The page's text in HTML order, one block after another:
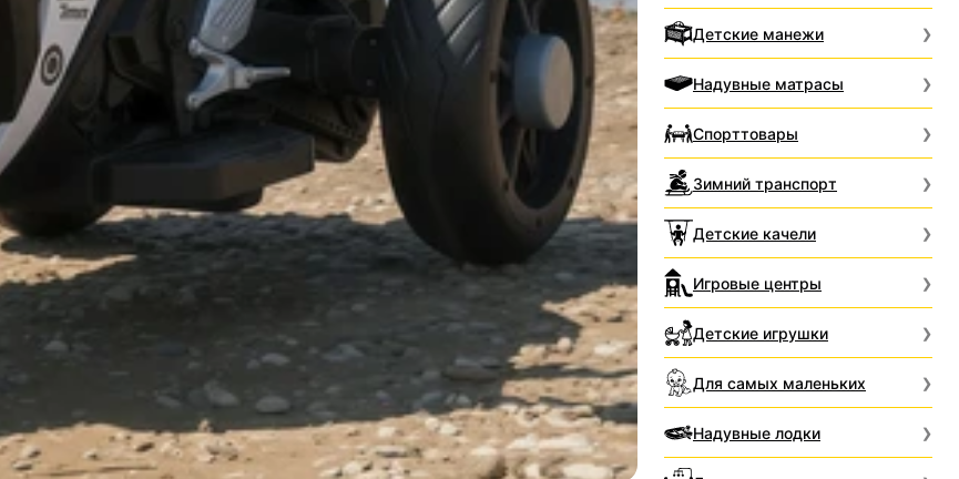
Детские манежи
Надувные матрасы
Спорттовары
Зимний транспорт
Детские качели
Игровые центры
Детские игрушки
Для самых маленьких
Надувные лодки